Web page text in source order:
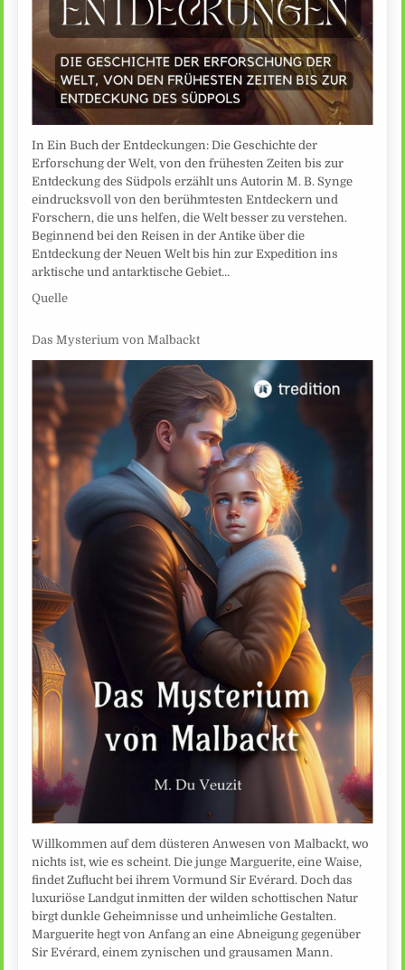
In Ein Buch der Entdeckungen: Die Geschichte der
Erforschung der Welt, von den frühesten Zeiten bis zur
Entdeckung des Südpols erzählt uns Autorin M. B. Synge
eindrucksvoll von den berühmtesten Entdeckern und
Forschern, die uns helfen, die Welt besser zu verstehen.
Beginnend bei den Reisen in der Antike über die
Entdeckung der Neuen Welt bis hin zur Expedition ins
arktische und antarktische Gebiet…
Quelle
Das Mysterium von Malbackt
Willkommen auf dem düsteren Anwesen von Malbackt, wo
nichts ist, wie es scheint. Die junge Marguerite, eine Waise,
findet Zuflucht bei ihrem Vormund Sir Evérard. Doch das
luxuriöse Landgut inmitten der wilden schottischen Natur
birgt dunkle Geheimnisse und unheimliche Gestalten.
Marguerite hegt von Anfang an eine Abneigung gegenüber
Sir Evérard, einem zynischen und grausamen Mann.